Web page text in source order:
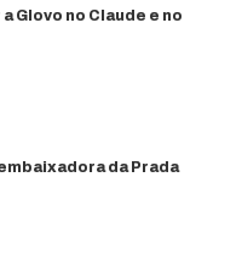
Glovo no Claude e no
da Prada